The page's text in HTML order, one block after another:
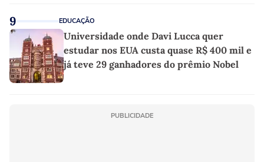
9 EDUCAÇÃO
Universidade onde Davi Lucca quer
estudar nos EUA custa quase R$ 400 mil e
já teve 29 ganhadores do prêmio Nobel
PUBLICIDADE